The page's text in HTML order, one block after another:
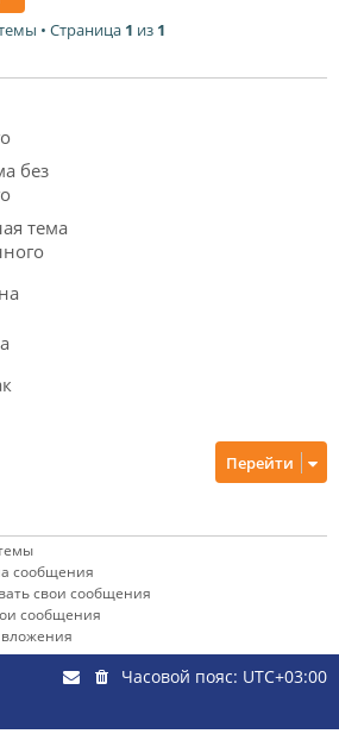
• Страница 1 из 1
без
тема
Перейти
сообщения
свои сообщения
сообщения
Часовой пояс: UTC+03:00